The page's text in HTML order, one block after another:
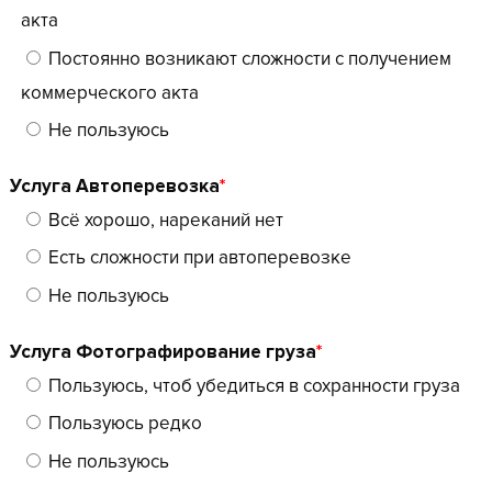
акта
Постоянно возникают сложности с получением
коммерческого акта
Не пользуюсь
Услуга Автоперевозка*
Всё хорошо, нареканий нет
Есть сложности при автоперевозке
Не пользуюсь
Услуга Фотографирование груза*
Пользуюсь, чтоб убедиться в сохранности груза
Пользуюсь редко
Не пользуюсь